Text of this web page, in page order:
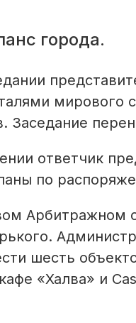
города.
мирового
Заседание
ответчик
по
Арбитражном
шесть
«Халва» и